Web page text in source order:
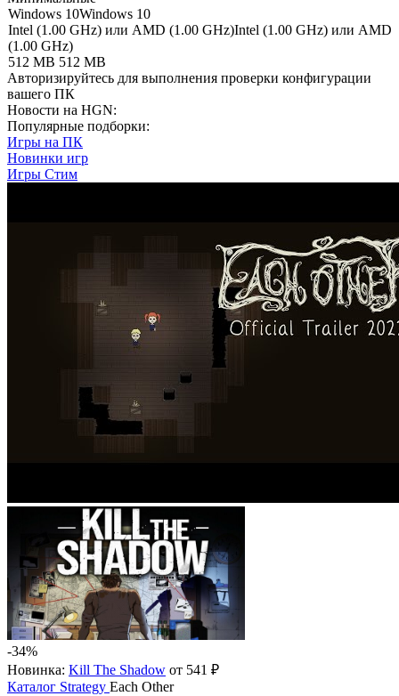
Windows 10Windows 10
Intel (1.00 GHz) или AMD (1.00 GHz)Intel (1.00 GHz) или AMD
(1.00 GHz)
512 MB 512 MB
Авторизируйтесь для выполнения проверки конфигурации
вашего ПК
Новости на HGN:
Популярные подборки:
Игры на ПК
Новинки игр
Игры Стим
-34%
Новинка: Kill The Shadow от 541 ₽
Каталог Strategy Each Other